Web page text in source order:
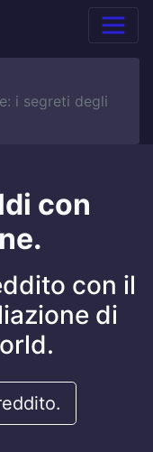
i segreti degli
con
con il
di